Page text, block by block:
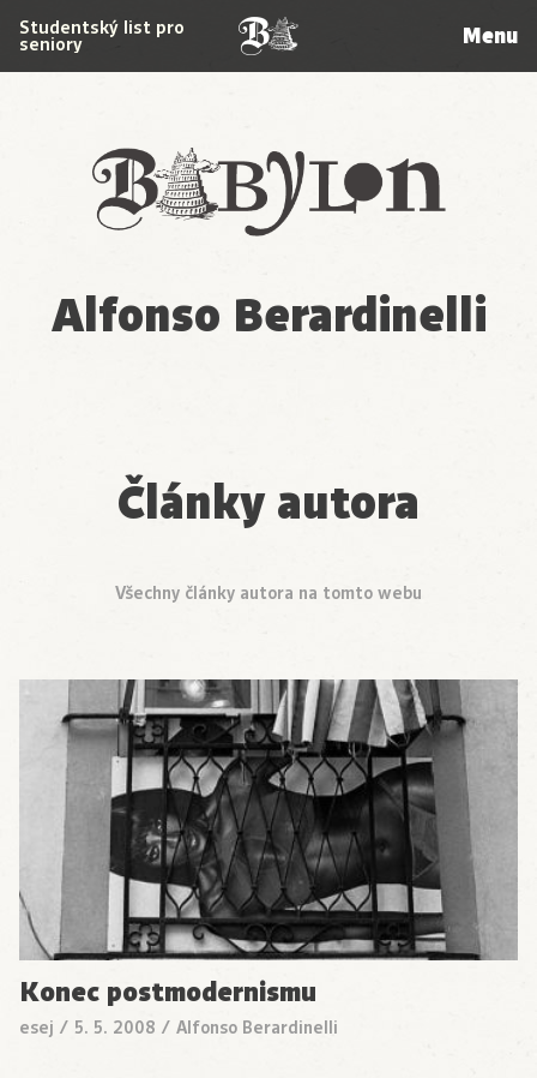
Babylon
Studentský list pro
seniory Menu
Alfonso Berardinelli
Články autora
Všechny články autora na tomto webu
Konec postmodernismu
esej / 5. 5. 2008 / Alfonso Berardinelli